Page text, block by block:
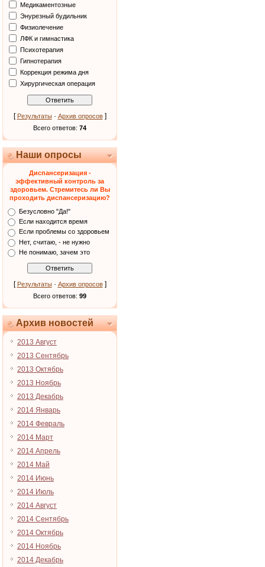
Медикаментозные
Энурезный будильник
Физиолечение
ЛФК и гимнастика
Психотерапия
Гипнотерапия
Коррекция режима дня
Хирургическая операция
[ Результаты· Архив опросов]
Всего ответов: 74
Наши опросы
Диспансеризация -
эффективный контроль за
здоровьем. Стремитесь ли Вы
проходить диспансеризацию?
Безусловно "Да!"
Если находится время
Если проблемы со здоровьем
Нет, считаю, - не нужно
Не понимаю, зачем это
[ Результаты· Архив опросов]
Всего ответов: 99
Архив новостей
2013 Август
2013 Сентябрь
2013 Октябрь
2013 Ноябрь
2013 Декабрь
2014 Январь
2014 Февраль
2014 Март
2014 Апрель
2014 Май
2014 Июнь
2014 Июль
2014 Август
2014 Сентябрь
2014 Октябрь
2014 Ноябрь
2014 Декабрь